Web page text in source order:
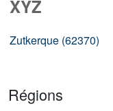
XYZ
Zutkerque (62370)
Régions